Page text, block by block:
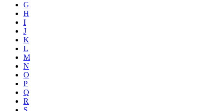
G
H
I
J
K
L
M
N
O
P
Q
R